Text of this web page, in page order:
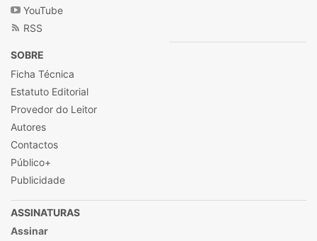
YouTube
RSS
SOBRE
Ficha Técnica
Estatuto Editorial
Provedor do Leitor
Autores
Contactos
Público+
Publicidade
ASSINATURAS
Assinar